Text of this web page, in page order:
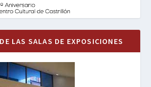
LAS SALAS DE EXPOSICIONES